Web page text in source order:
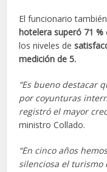
El funcionario
hotelera superó 71 %
los niveles de
medición de 5.
“Es bueno destacar
por coyunturas
registró el mayor
ministro Collado.
“En cinco años
silenciosa el turismo